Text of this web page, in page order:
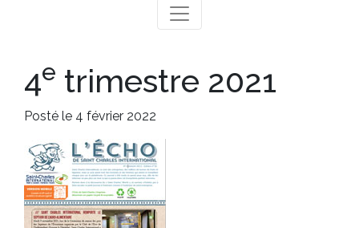
4e trimestre 2021
Posté le 4 février 2022